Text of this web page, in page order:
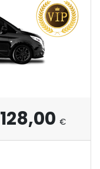
128,00 €